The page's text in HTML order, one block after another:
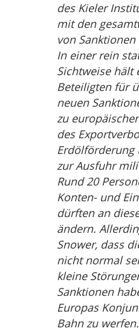
des Kieler
mit den
von
In einer rein
Sichtweise hält
Beteiligten für
neuen
zu
des
Erdölförderung
zur Ausfuhr
Rund 20
Konten- und
dürften an
ändern.
Snower, dass
nicht normal
kleine
Sanktionen
Europas
Bahn zu